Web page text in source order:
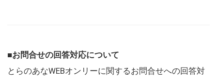
■お問合せの回答対応について
とらのあなWEBオンリーに関するお問合せへの回答対